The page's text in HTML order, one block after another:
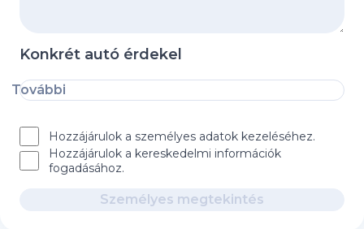
Konkrét autó érdekel
További
Hozzájárulok a személyes adatok kezeléséhez.
Hozzájárulok a kereskedelmi információk
fogadásához.
Személyes megtekintés